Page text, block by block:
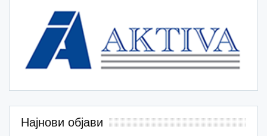
Најнови објави